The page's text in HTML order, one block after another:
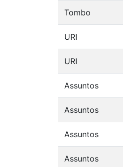
Tombo
URI
URI
Assuntos
Assuntos
Assuntos
Assuntos